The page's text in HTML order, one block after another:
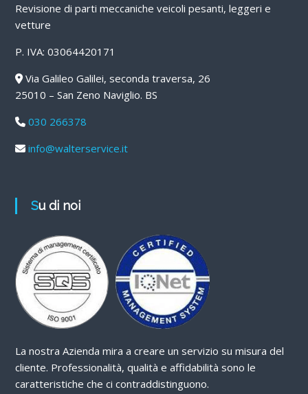
Revisione di parti meccaniche veicoli pesanti, leggeri e
vetture
P. IVA: 03064420171
Via Galileo Galilei, seconda traversa, 26
25010 – San Zeno Naviglio. BS
030 266378
info@walterservice.it
Su di noi
La nostra Azienda mira a creare un servizio su misura del
cliente. Professionalità, qualità e affidabilità sono le
caratteristiche che ci contraddistinguono.